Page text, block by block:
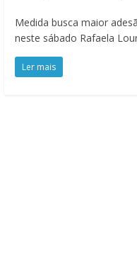
Medida busca maior
neste sábado Rafaela
Ler mais